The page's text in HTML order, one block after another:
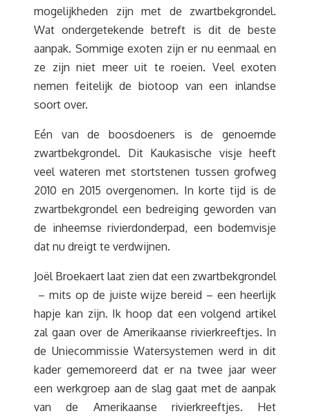
mogelijkheden zijn met de zwartbekgrondel.
Wat ondergetekende betreft is dit de beste
aanpak. Sommige exoten zijn er nu eenmaal en
ze zijn niet meer uit te roeien. Veel exoten
nemen feitelijk de biotoop van een inlandse
soort over.
Eén van de boosdoeners is de genoemde
zwartbekgrondel. Dit Kaukasische visje heeft
veel wateren met stortstenen tussen grofweg
2010 en 2015 overgenomen. In korte tijd is de
zwartbekgrondel een bedreiging geworden van
de inheemse rivierdonderpad, een bodemvisje
dat nu dreigt te verdwijnen.
Joël Broekaert laat zien dat een zwartbekgrondel
– mits op de juiste wijze bereid – een heerlijk
hapje kan zijn. Ik hoop dat een volgend artikel
zal gaan over de Amerikaanse rivierkreeftjes. In
de Uniecommissie Watersystemen werd in dit
kader gememoreerd dat er na twee jaar weer
een werkgroep aan de slag gaat met de aanpak
van de Amerikaanse rivierkreeftjes. Het